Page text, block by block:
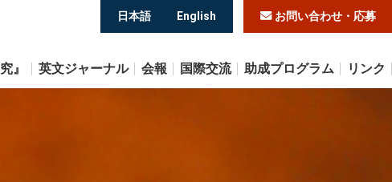
日本語 English お問い合わせ・応募
』 英文ジャーナル 会報 国際交流 助成プログラム リンク